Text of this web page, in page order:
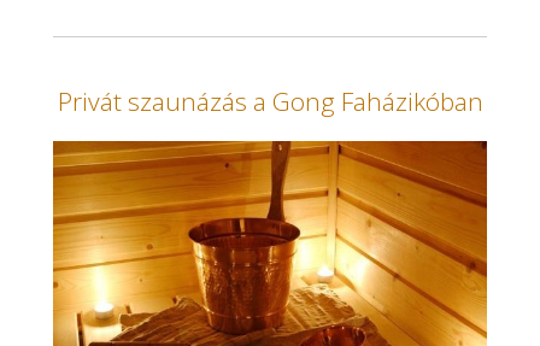
Privát szaunázás a Gong Faházikóban